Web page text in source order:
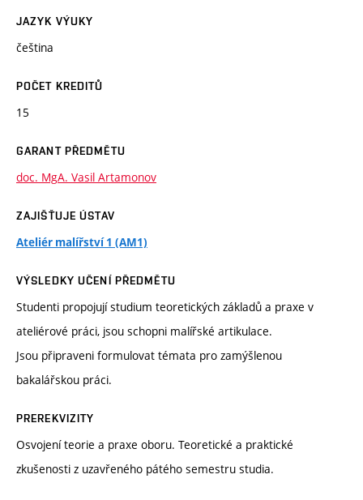
JAZYK VÝUKY
čeština
POČET KREDITŮ
15
GARANT PŘEDMĚTU
doc. MgA. Vasil Artamonov
ZAJIŠŤUJE ÚSTAV
Ateliér malířství 1 (AM1)
VÝSLEDKY UČENÍ PŘEDMĚTU
Studenti propojují studium teoretických základů a praxe v
ateliérové práci, jsou schopni malířské artikulace.
Jsou připraveni formulovat témata pro zamýšlenou
bakalářskou práci.
PREREKVIZITY
Osvojení teorie a praxe oboru. Teoretické a praktické
zkušenosti z uzavřeného pátého semestru studia.